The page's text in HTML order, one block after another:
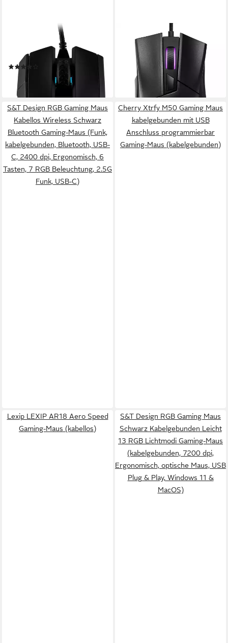
IRONCLAW RGB Gaming-
Maus (kabelgebunden)
ab 64,99 €
lieferbar - in 3-4 Werktagen bei dir
ROG GLADIUS II CORE
Gaming-Maus (USB)
ab 47,99 €
lieferbar - in 3-4 Werktagen bei dir
S&T Design RGB Gaming Maus
Kabellos Wireless Schwarz
Bluetooth Gaming-Maus (Funk,
kabelgebunden, Bluetooth, USB-
C, 2400 dpi, Ergonomisch, 6
Tasten, 7 RGB Beleuchtung, 2.5G
Funk, USB-C)
Cherry Xtrfy M50 Gaming Maus
kabelgebunden mit USB
Anschluss programmierbar
Gaming-Maus (kabelgebunden)
Lexip LEXIP AR18 Aero Speed
Gaming-Maus (kabellos)
S&T Design RGB Gaming Maus
Schwarz Kabelgebunden Leicht
13 RGB Lichtmodi Gaming-Maus
(kabelgebunden, 7200 dpi,
Ergonomisch, optische Maus, USB
Plug & Play, Windows 11 &
MacOS)